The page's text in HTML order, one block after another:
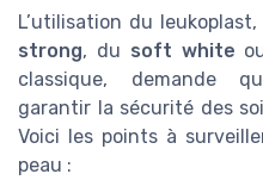
L’utilisation du leukoplast,
strong, du soft white
classique, demande
garantir la sécurité des
Voici les points à
peau :